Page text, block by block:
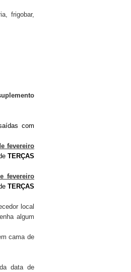
frigobar,
com
fevereiro
TERÇAS
fevereiro
TERÇAS
local
algum
cama de
data de